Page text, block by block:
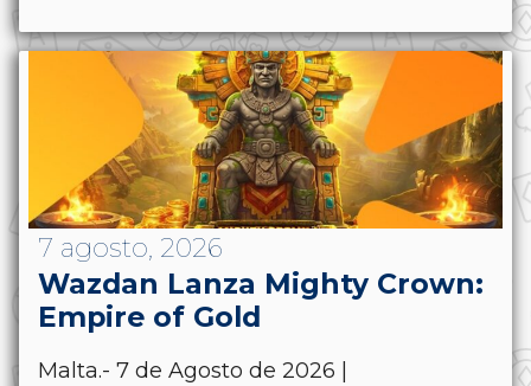
7 agosto, 2026
Wazdan Lanza Mighty Crown:
Empire of Gold
Malta.- 7 de Agosto de 2026 |